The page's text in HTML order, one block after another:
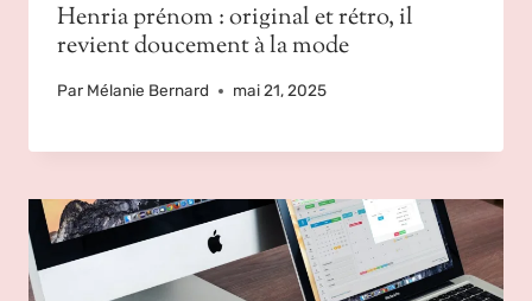
Henria prénom : original et rétro, il
revient doucement à la mode
Par Mélanie Bernard mai 21, 2025